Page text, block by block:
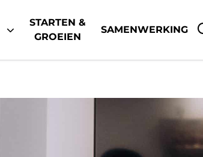
STARTEN &
GROEIEN
SAMENWERKING